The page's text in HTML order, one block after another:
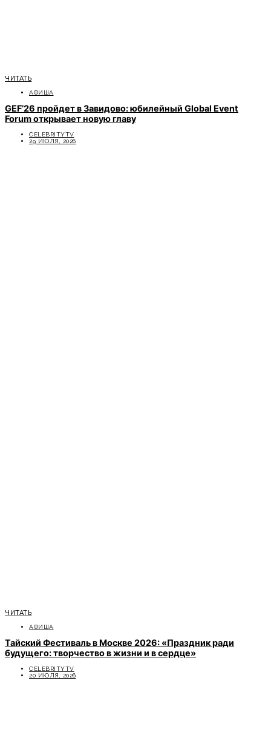
ЧИТАТЬ
АФИША
GEF’26 пройдет в Завидово: юбилейный Global Event
Forum открывает новую главу
CELEBRITYTV
29 ИЮЛЯ, 2026
ЧИТАТЬ
АФИША
Тайский Фестиваль в Москве 2026: «Праздник ради
будущего: творчество в жизни и в сердце»
CELEBRITYTV
20 ИЮЛЯ, 2026